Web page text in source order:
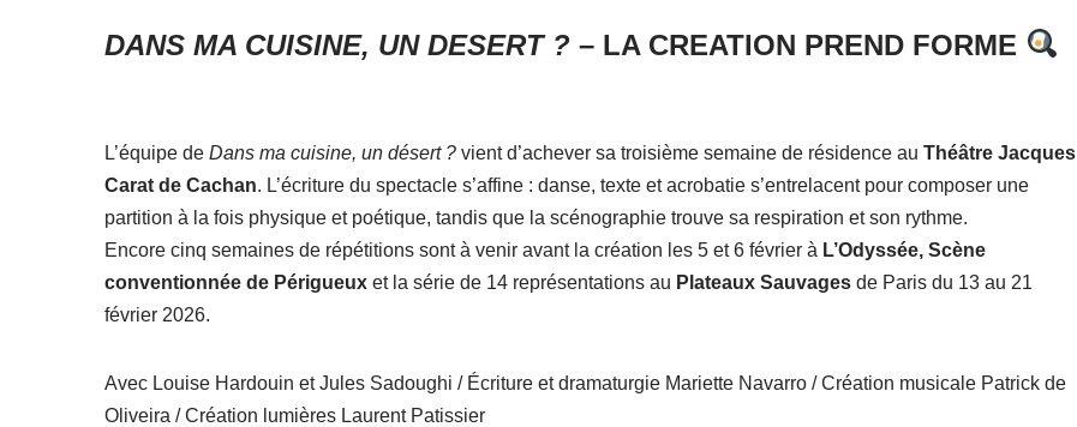
DANS MA CUISINE, UN DESERT ? – LA CREATION PREND FORME
L’équipe de Dans ma cuisine, un désert ? vient d’achever sa troisième semaine de résidence au Théâtre Jacques
Carat de Cachan. L’écriture du spectacle s’affine : danse, texte et acrobatie s’entrelacent pour composer une
partition à la fois physique et poétique, tandis que la scénographie trouve sa respiration et son rythme.
Encore cinq semaines de répétitions sont à venir avant la création les 5 et 6 février à L’Odyssée, Scène
conventionnée de Périgueux et la série de 14 représentations au Plateaux Sauvages de Paris du 13 au 21
février 2026.
Avec Louise Hardouin et Jules Sadoughi / Écriture et dramaturgie Mariette Navarro / Création musicale Patrick de
Oliveira / Création lumières Laurent Patissier